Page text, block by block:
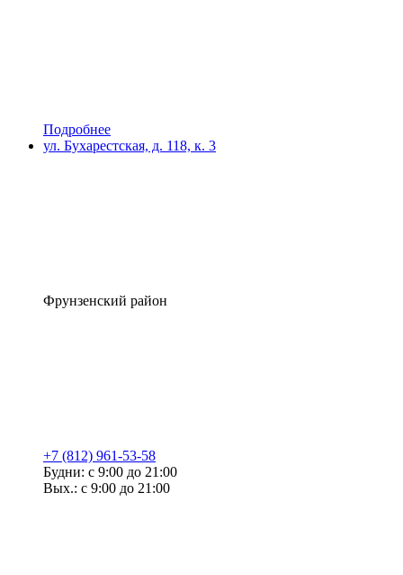
Подробнее
ул. Бухарестская, д. 118, к. 3
Фрунзенский район
+7 (812) 961-53-58
Будни: с 9:00 до 21:00
Вых.: с 9:00 до 21:00